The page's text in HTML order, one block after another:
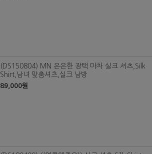
(DS150804) MN 은은한 광택 마차 실크 셔츠,Silk
Shirt,남녀 맞춤셔츠,실크 남방
89,000원